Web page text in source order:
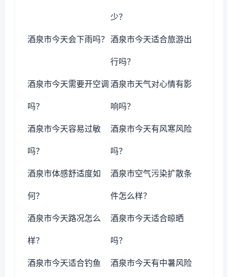
少？
酒泉市今天会下雨吗？ 酒泉市今天适合旅游出
行吗？
酒泉市今天需要开空调
吗？
酒泉市天气对心情有影
响吗？
酒泉市今天容易过敏
吗？
酒泉市今天有风寒风险
吗？
酒泉市体感舒适度如
何？
酒泉市空气污染扩散条
件怎么样？
酒泉市今天路况怎么
样？
酒泉市今天适合晾晒
吗？
酒泉市今天适合钓鱼 酒泉市今天有中暑风险